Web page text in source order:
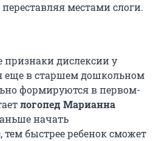
местами слоги.
признаки дислексии у
еще в старшем дошкольном
формируются в первом-
логопед Марианна
начать
быстрее ребенок сможет